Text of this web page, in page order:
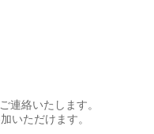
連絡いたします。
いただけます。